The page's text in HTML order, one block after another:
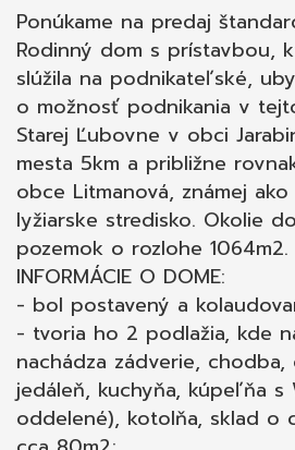
rozvody elektriky; - dom
- stropy – železobetón; OKOLIE
POZEMOK: - možnosť
na pozemku; -
parkovisko; - altánok,
na záhrade; -
skleník; V prípade, že Vás to zaujme ako
ubytovacie zariadenie
ubytovacej časti je 18
v priemere 10
posteľ 10 -12€/noc a
20 dní/mesiac; - 200 –
rok 2400 – 2880€ príjem;
Ponúkame na predaj
Rodinný dom s prístavbou,
slúžila na podnikateľské,
o možnosť podnikania v
Starej Ľubovne v obci
mesta 5km a približne
obce Litmanová, známej
lyžiarske stredisko. Okolie
pozemok o rozlohe 1064m2.
INFORMÁCIE O DOME:
- bol postavený a
- tvoria ho 2 podlažia, kde
nachádza zádverie, chodba,
jedáleň, kuchyňa, kúpeľňa s
oddelené), kotolňa, sklad o